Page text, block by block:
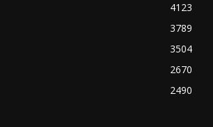
4123
3789
3504
2670
2490